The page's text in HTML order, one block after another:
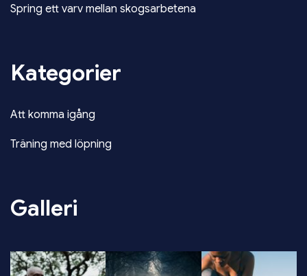
Spring ett varv mellan skogsarbetena
Kategorier
Att komma igång
Träning med löpning
Galleri